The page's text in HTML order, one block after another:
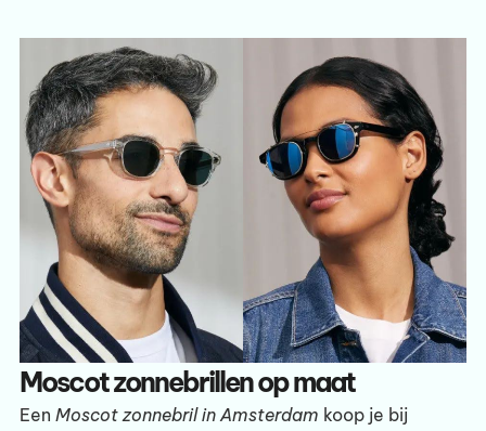
Moscot zonnebrillen op maat
Een Moscot zonnebril in Amsterdam koop je bij